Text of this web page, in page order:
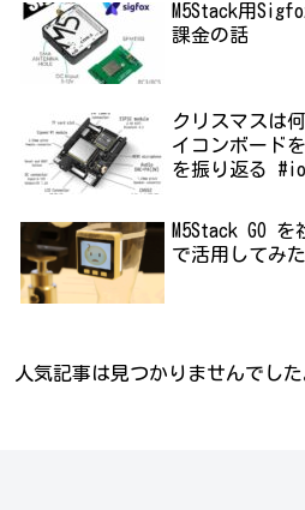
M5Stack用
課金の話
クリスマスは
イコンボード
を振り返る
M5Stack GO
で活用してみ
人気記事は見つかりませんでした